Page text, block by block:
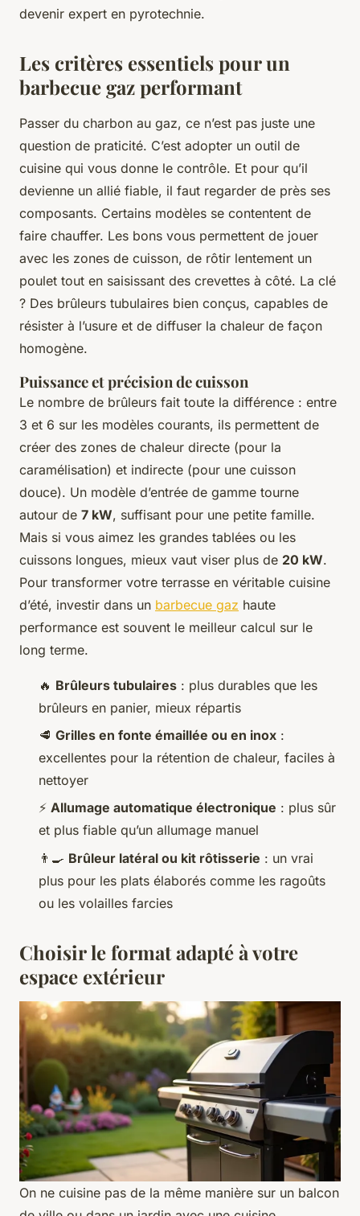
devenir expert en pyrotechnie.
Les critères essentiels pour un
barbecue gaz performant
Passer du charbon au gaz, ce n’est pas juste une
question de praticité. C’est adopter un outil de
cuisine qui vous donne le contrôle. Et pour qu’il
devienne un allié fiable, il faut regarder de près ses
composants. Certains modèles se contentent de
faire chauffer. Les bons vous permettent de jouer
avec les zones de cuisson, de rôtir lentement un
poulet tout en saisissant des crevettes à côté. La clé
? Des brûleurs tubulaires bien conçus, capables de
résister à l’usure et de diffuser la chaleur de façon
homogène.
Puissance et précision de cuisson
Le nombre de brûleurs fait toute la différence : entre
3 et 6 sur les modèles courants, ils permettent de
créer des zones de chaleur directe (pour la
caramélisation) et indirecte (pour une cuisson
douce). Un modèle d’entrée de gamme tourne
autour de 7 kW, suffisant pour une petite famille.
Mais si vous aimez les grandes tablées ou les
cuissons longues, mieux vaut viser plus de 20 kW.
Pour transformer votre terrasse en véritable cuisine
d’été, investir dans un barbecue gaz haute
performance est souvent le meilleur calcul sur le
long terme.
🔥 Brûleurs tubulaires : plus durables que les
brûleurs en panier, mieux répartis
🥩 Grilles en fonte émaillée ou en inox :
excellentes pour la rétention de chaleur, faciles à
nettoyer
⚡ Allumage automatique électronique : plus sûr
et plus fiable qu’un allumage manuel
👨‍🍳 Brûleur latéral ou kit rôtisserie : un vrai
plus pour les plats élaborés comme les ragoûts
ou les volailles farcies
Choisir le format adapté à votre
espace extérieur
On ne cuisine pas de la même manière sur un balcon